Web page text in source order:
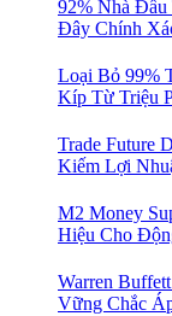
92% Nhà
Đây Chính
Loại Bỏ 99%
Kíp Từ Triệu
Trade Future
Kiếm Lợi
Bán Khống
M2 Money
Hiệu Cho
Trader Đang
Warren
Vững Chắc